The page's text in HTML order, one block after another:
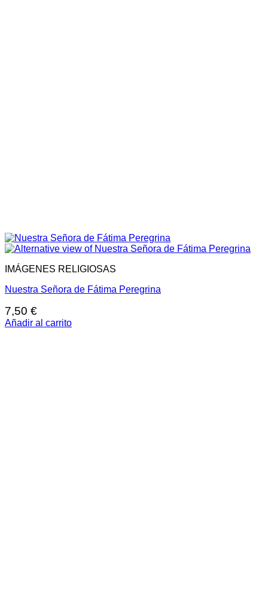
IMÁGENES RELIGIOSAS
Nuestra Señora de Fátima Peregrina
7,50 €
Añadir al carrito